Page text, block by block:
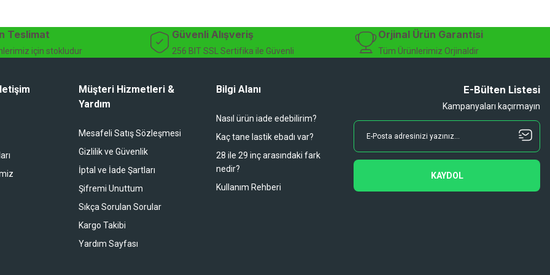
duruyor koltuk zaten full konfor
alışveriş yapacağım
bir alışveriş oldu. Teşekkürler.
Teslimat
için stokludur
Güvenli Alışveriş
256 BIT SSL Sertifika ile Güvenli
Orjinal Ürün Garantisi
Tüm Ürünlerimiz Orjinaldir
Müşteri Hizmetleri &
Yardım
Mesafeli Satış Sözleşmesi
Gizlilik ve Güvenlik
İptal ve İade Şartları
Şifremi Unuttum
Sıkça Sorulan Sorular
Kargo Takibi
Yardım Sayfası
Bilgi Alanı
Nasıl ürün iade edebilirim?
Kaç tane lastik ebadı var?
28 ile 29 inç arasındaki fark
nedir?
Kullanım Rehberi
E-Bülten Listesi
Kampanyaları kaçırmayın
KAYDOL